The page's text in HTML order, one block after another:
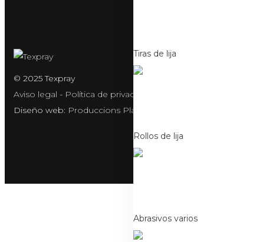
Tiras de lija
Rollos de lija
Abrasivos varios
© 2025 Texpray
Aviso legal - Política de privacidad
Diseño web: Produccions Planetàries